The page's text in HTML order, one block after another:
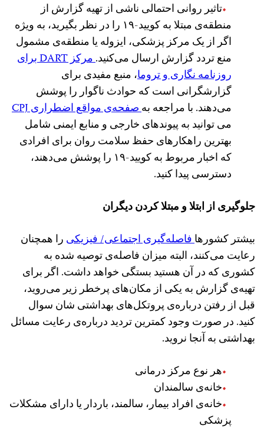
تاثیر روانی احتمالی ناشی از تهیه گزارش از
منطقه‌ی مبتلا به کویید-۱۹ را در نظر بگیرید، به ویژه
اگر از یک مرکز پزشکی، ایزوله یا منطقه‌ی مشمول
منع تردد گزارش ارسال می‌کنید.
مرکز DART برای
روزنامه نگاری و تروما، منبع مفیدی برای
گزارشگرانی است که حوادث ناگوار را پوشش
می‌دهند. با مراجعه بهصفحه‌ی مواقع اضطراری CPJ
می توانید به پیوندهای خارجی و منابع ایمنی شامل
بهترین راهکارهای حفظ سلامت روان برای افرادی
که اخبار مربوط به کویید-۱۹ را پوشش می‌دهند،
دسترسی پیدا کنید.
جلوگیری از ابتلا و مبتلا کردن دیگران
بیشتر کشورهافاصله‌گیری اجتماعی/ فیزیکی را همچنان
رعایت می‌کنند، البته میزان فاصله‌ی توصیه شده به
کشوری که در آن هستید بستگی خواهد داشت. اگر برای
تهیه‌ی گزارش به یکی از مکان‌های پرخطر زیر می‌روید،
قبل از رفتن درباره‌ی پروتکل‌های بهداشتی شان سوال
کنید. در صورت وجود کمترین تردید درباره‌ی رعایت مسائل
بهداشتی به آنجا نروید.
هر نوع مرکز درمانی
خانه‌ی سالمندان
خانه‌ی افراد بیمار، سالمند، باردار یا دارای مشکلات
پزشکی